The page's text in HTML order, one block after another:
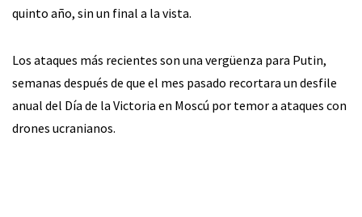
quinto año, sin un final a la vista.
Los ataques más recientes son una vergüenza para Putin,
semanas después de que el mes pasado recortara un desfile
anual del Día de la Victoria en Moscú por temor a ataques con
drones ucranianos.